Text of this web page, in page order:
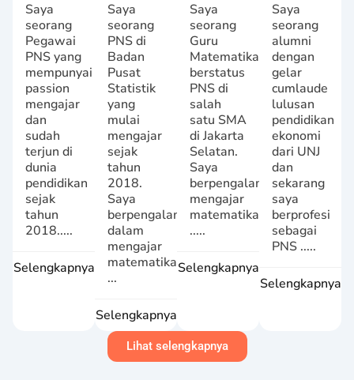
Saya
seorang
Pegawai
PNS yang
mempunyai
passion
mengajar
dan
sudah
terjun di
dunia
pendidikan
sejak
tahun
2018.....
Selengkapnya
Saya
seorang
PNS di
Badan
Pusat
Statistik
yang
mulai
mengajar
sejak
tahun
2018.
Saya
berpengalaman
dalam
mengajar
matematika
...
Selengkapnya
Saya
seorang
Guru
Matematika
berstatus
PNS di
salah
satu SMA
di Jakarta
Selatan.
Saya
berpengalaman
mengajar
matematika
.....
Selengkapnya
Saya
seorang
alumni
dengan
gelar
cumlaude
lulusan
pendidikan
ekonomi
dari UNJ
dan
sekarang
saya
berprofesi
sebagai
PNS .....
Selengkapnya
Lihat selengkapnya